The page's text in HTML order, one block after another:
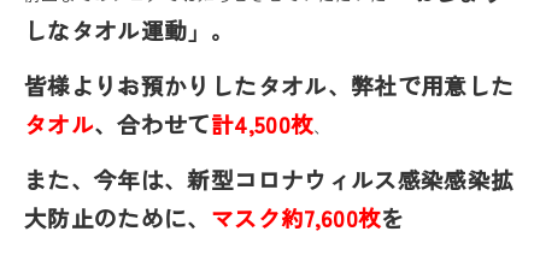
しなタオル運動」。
皆様よりお預かりしたタオル、弊社で用意した
タオル、合わせて計4,500枚、
また、今年は、新型コロナウィルス感染感染拡
大防止のために、 マスク約7,600枚を